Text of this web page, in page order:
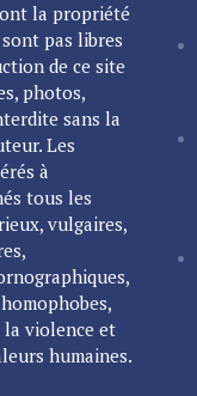
la propriété
pas libres
de ce site
photos,
sans la
Les
à
tous les
vulgaires,
la violence et
humaines.